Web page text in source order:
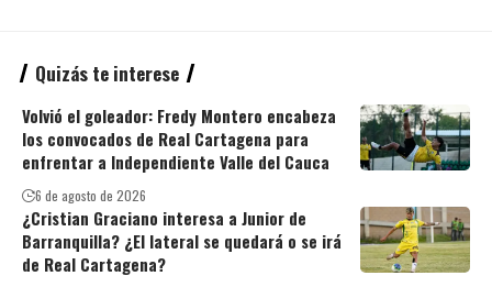
Quizás te interese
Volvió el goleador: Fredy Montero encabeza
los convocados de Real Cartagena para
enfrentar a Independiente Valle del Cauca
6 de agosto de 2026
¿Cristian Graciano interesa a Junior de
Barranquilla? ¿El lateral se quedará o se irá
de Real Cartagena?